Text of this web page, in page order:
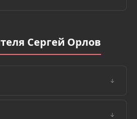
Сергей Орлов
↓
↓